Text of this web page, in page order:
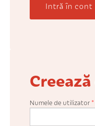
Intră în cont
Numele de utilizator*